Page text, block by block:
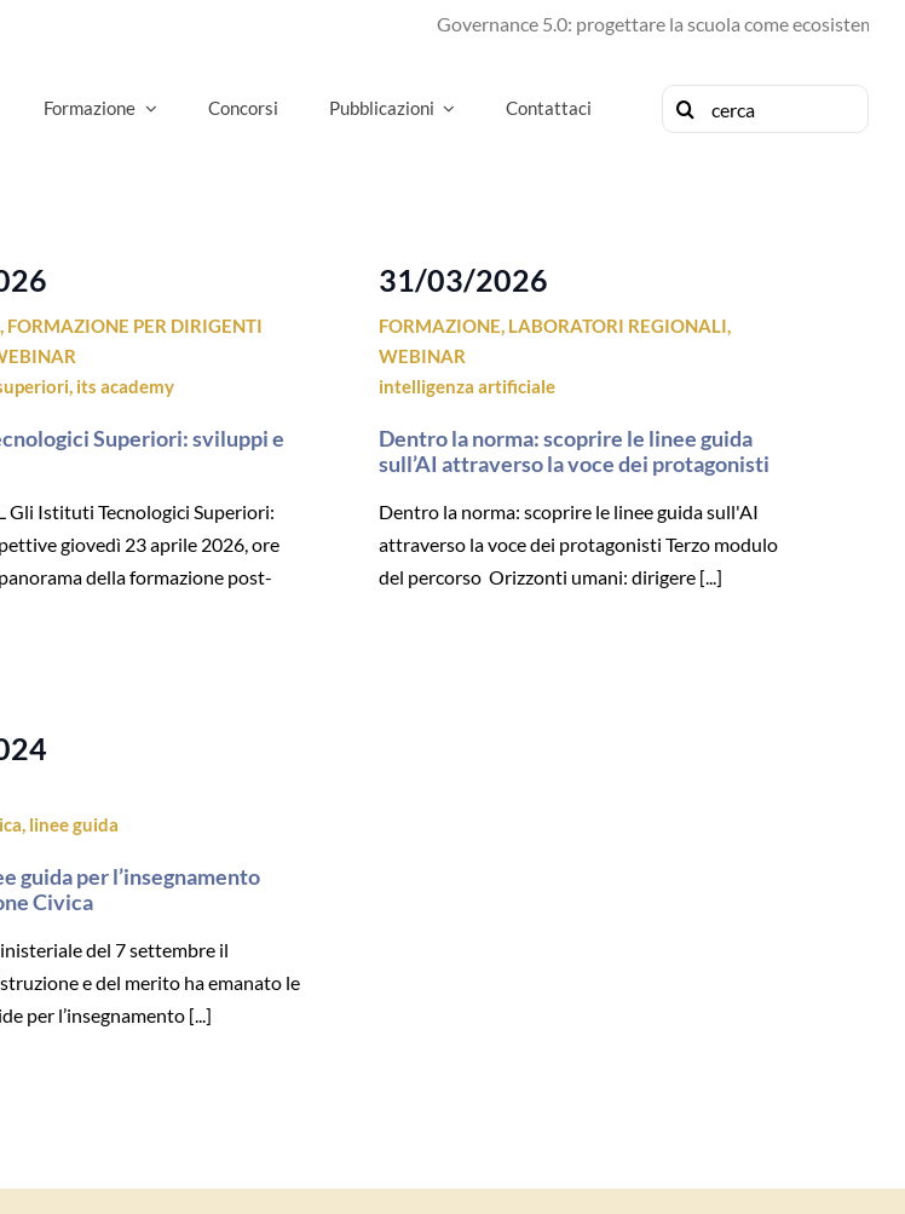
Governance 5.0: progettare la scuola come ecosistema di
Formazione Concorsi Pubblicazioni Contattaci
Cerca
per:
, FORMAZIONE PER DIRIGENTI
, its academy
Superiori: sviluppi e
Gli Istituti Tecnologici Superiori:
giovedì 23 aprile 2026, ore
della formazione post-
31/03/2026
FORMAZIONE, LABORATORI REGIONALI,
WEBINAR
intelligenza artificiale
Dentro la norma: scoprire le linee guida
sull’AI attraverso la voce dei protagonisti
Dentro la norma: scoprire le linee guida sull'AI
attraverso la voce dei protagonisti Terzo modulo
del percorso Orizzonti umani: dirigere [...]
, linee guida
guida per l’insegnamento
Civica
del 7 settembre il
e del merito ha emanato le
per l’insegnamento [...]